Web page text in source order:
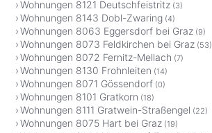
Wohnungen 8121 Deutschfeistritz (3)
Wohnungen 8143 Dobl-Zwaring (4)
Wohnungen 8063 Eggersdorf bei Graz (9)
Wohnungen 8073 Feldkirchen bei Graz (53)
Wohnungen 8072 Fernitz-Mellach (7)
Wohnungen 8130 Frohnleiten (14)
Wohnungen 8071 Gössendorf (0)
Wohnungen 8101 Gratkorn (18)
Wohnungen 8111 Gratwein-Straßengel (22)
Wohnungen 8075 Hart bei Graz (19)